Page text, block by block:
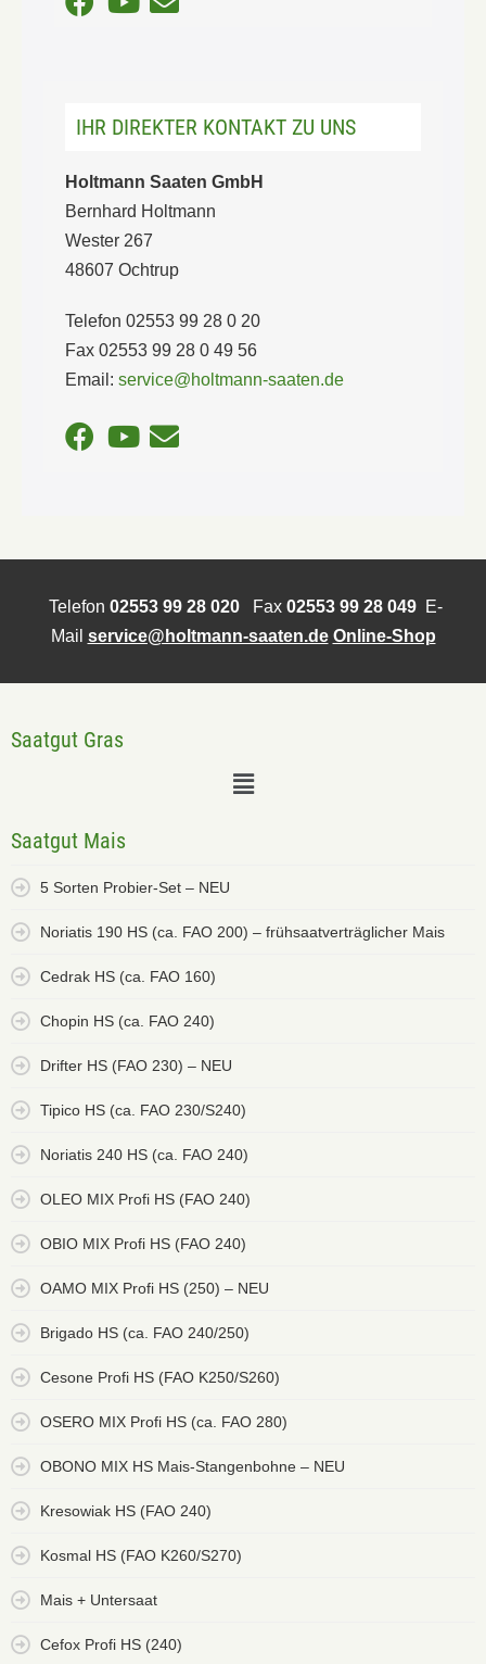
IHR DIREKTER KONTAKT ZU UNS
Holtmann Saaten GmbH
Bernhard Holtmann
Wester 267
48607 Ochtrup
Telefon 02553 99 28 0 20
Fax 02553 99 28 0 49 56
Email: service@holtmann-saaten.de
Telefon 02553 99 28 020Fax 02553 99 28 049E-
Mail service@holtmann-saaten.de Online-Shop
Saatgut Gras
Saatgut Mais
5 Sorten Probier-Set – NEU
Noriatis 190 HS (ca. FAO 200) – frühsaatverträglicher Mais
Cedrak HS (ca. FAO 160)
Chopin HS (ca. FAO 240)
Drifter HS (FAO 230) – NEU
Tipico HS (ca. FAO 230/S240)
Noriatis 240 HS (ca. FAO 240)
OLEO MIX Profi HS (FAO 240)
OBIO MIX Profi HS (FAO 240)
OAMO MIX Profi HS (250) – NEU
Brigado HS (ca. FAO 240/250)
Cesone Profi HS (FAO K250/S260)
OSERO MIX Profi HS (ca. FAO 280)
OBONO MIX HS Mais-Stangenbohne – NEU
Kresowiak HS (FAO 240)
Kosmal HS (FAO K260/S270)
Mais + Untersaat
Cefox Profi HS (240)